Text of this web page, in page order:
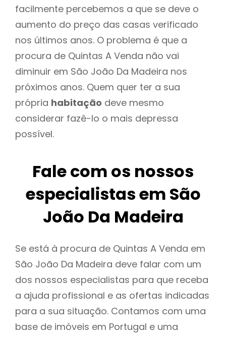
facilmente percebemos a que se deve o
aumento do preço das casas verificado
nos últimos anos. O problema é que a
procura de Quintas A Venda não vai
diminuir em São João Da Madeira nos
próximos anos. Quem quer ter a sua
própria habitação deve mesmo
considerar fazê-lo o mais depressa
possível.
Fale com os nossos
especialistas em São
João Da Madeira
Se está à procura de Quintas A Venda em
São João Da Madeira deve falar com um
dos nossos especialistas para que receba
a ajuda profissional e as ofertas indicadas
para a sua situação. Contamos com uma
base de imóveis em Portugal e uma